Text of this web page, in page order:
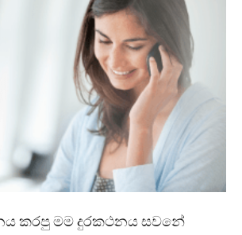
කරපු මම දුරකථනය සවනේ